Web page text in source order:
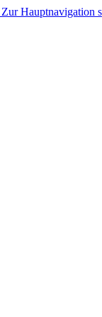
Zur Hauptnavigation